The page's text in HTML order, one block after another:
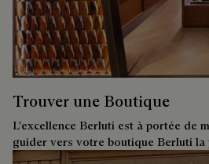
Trouver une Boutique
L'excellence Berluti est à portée de
guider vers votre boutique Berluti la